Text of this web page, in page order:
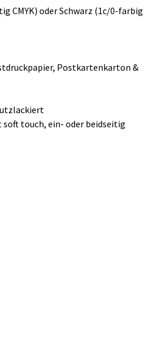
CMYK) oder Schwarz (1c/0-farbig
Postkartenkarton &
touch, ein- oder beidseitig